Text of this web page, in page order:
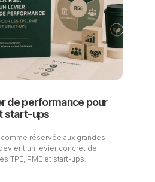
de performance pour
start-ups
réservée aux grandes
un levier concret de
TPE, PME et start-ups.